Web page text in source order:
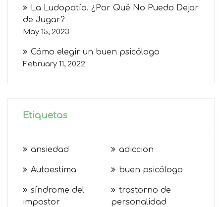
La Ludopatía. ¿Por Qué No Puedo Dejar
de Jugar?
May 15, 2023
Cómo elegir un buen psicólogo
February 11, 2022
Etiquetas
ansiedad adiccion
Autoestima buen psicólogo
síndrome del
impostor
trastorno de
personalidad